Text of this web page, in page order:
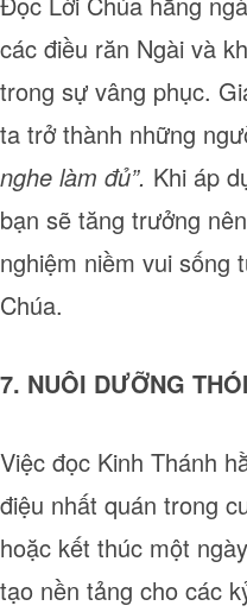
các điều răn Ngài và
trong sự vâng phục.
ta trở thành những
nghe làm đủ”. Khi áp
bạn sẽ tăng trưởng
nghiệm niềm vui sống
Chúa.
7. NUÔI DƯỠNG
Việc đọc Kinh Thánh
điệu nhất quán trong
hoặc kết thúc một
tạo nền tảng cho các